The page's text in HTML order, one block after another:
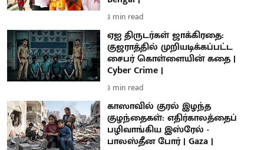
3 min read
ஏஐ திருடர்கள் ஜாக்கிரதை:
குஜராத்தில் முறியடிக்கப்பட்ட
சைபர் கொள்ளையின் கதை |
Cyber Crime |
3 min read
காஸாவில் குரல் இழந்த
குழந்தைகள்: எதிர்காலத்தைப்
பழிவாங்கிய இஸ்ரேல் -
பாலஸ்தீன போர் | Gaza |